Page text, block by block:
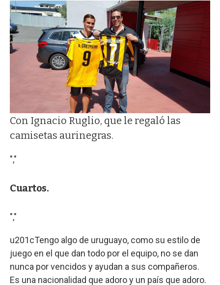
Con Ignacio Ruglio, que le regaló las
camisetas aurinegras.
","
Cuartos.
","
u201cTengo algo de uruguayo, como su estilo de
juego en el que dan todo por el equipo, no se dan
nunca por vencidos y ayudan a sus compañeros.
Es una nacionalidad que adoro y un país que adoro.